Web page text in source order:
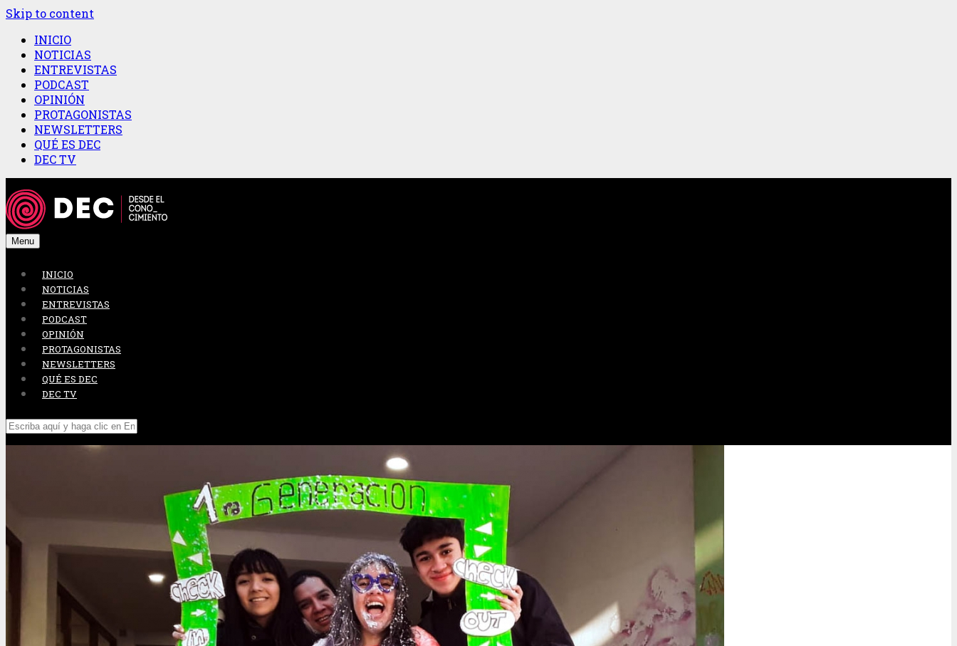
Skip to content
INICIO
NOTICIAS
ENTREVISTAS
PODCAST
OPINIÓN
PROTAGONISTAS
NEWSLETTERS
QUÉ ES DEC
DEC TV
Menu
INICIO
NOTICIAS
ENTREVISTAS
PODCAST
OPINIÓN
PROTAGONISTAS
NEWSLETTERS
QUÉ ES DEC
DEC TV